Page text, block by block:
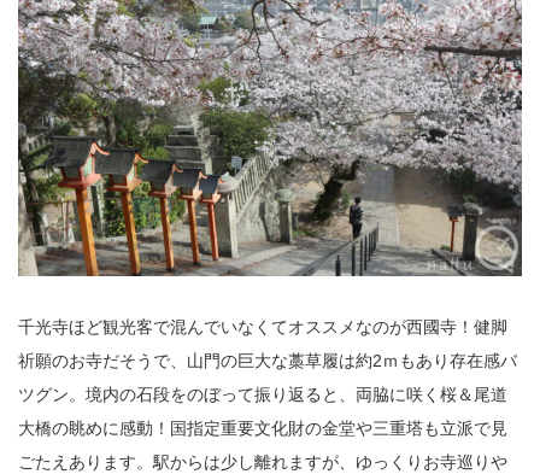
千光寺ほど観光客で混んでいなくてオススメなのが西國寺！健脚
祈願のお寺だそうで、山門の巨大な藁草履は約2ｍもあり存在感バ
ツグン。境内の石段をのぼって振り返ると、両脇に咲く桜＆尾道
大橋の眺めに感動！国指定重要文化財の金堂や三重塔も立派で見
ごたえあります。駅からは少し離れますが、ゆっくりお寺巡りや